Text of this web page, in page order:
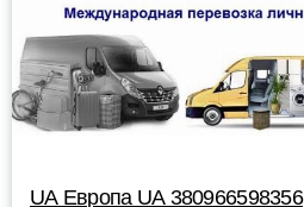
UА Европа UА 380966598356